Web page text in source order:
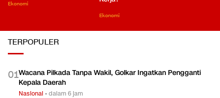
Ekonomi
Ekonomi
TERPOPULER
01Wacana Pilkada Tanpa Wakil, Golkar Ingatkan Pengganti
Kepala Daerah
Nasional •dalam 6 jam